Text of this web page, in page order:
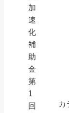
加
速
化
補
助
金
第
1
回
カ